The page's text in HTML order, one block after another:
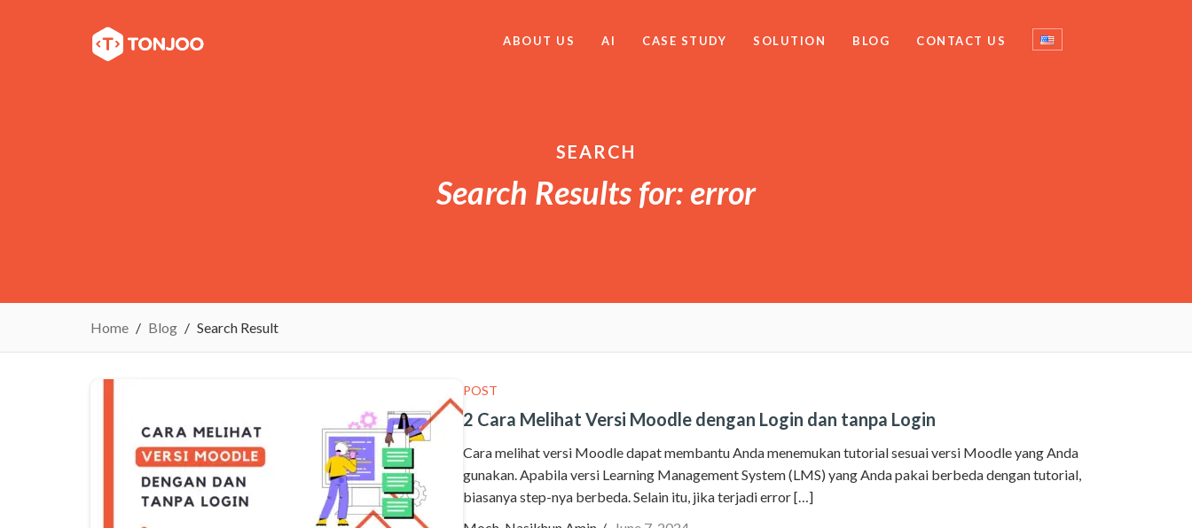
ABOUT US AI CASE STUDY SOLUTION BLOG CONTACT US
SEARCH
Search Results for: error
Home Blog Search Result
POST
2 Cara Melihat Versi Moodle dengan Login dan tanpa Login
Cara melihat versi Moodle dapat membantu Anda menemukan tutorial sesuai versi Moodle yang Anda
gunakan. Apabila versi Learning Management System (LMS) yang Anda pakai berbeda dengan tutorial,
biasanya step-nya berbeda. Selain itu, jika terjadi error […]